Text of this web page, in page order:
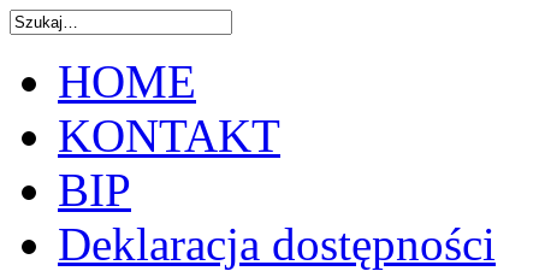
HOME
KONTAKT
BIP
Deklaracja dostępności